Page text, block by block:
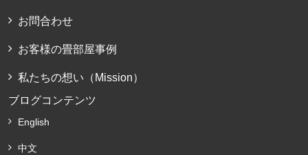
お問合わせ
お客様の畳部屋事例
私たちの想い（Mission）
ブログコンテンツ
English
中文